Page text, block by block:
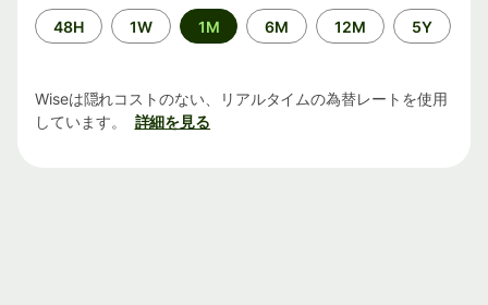
期
間
48H 1W 1M 6M 12M 5Y
Wiseは隠れコストのない、リアルタイムの為替レートを使用
しています。
詳細を見る